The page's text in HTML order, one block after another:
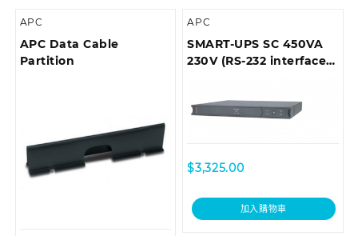
APC
APC Data Cable
Partition
APC
SMART-UPS SC 450VA
230V (RS-232 interface),
$3,325.00
加入購物車